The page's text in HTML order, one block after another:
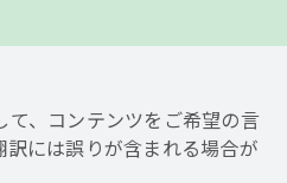
、コンテンツをご希望の言
には誤りが含まれる場合が